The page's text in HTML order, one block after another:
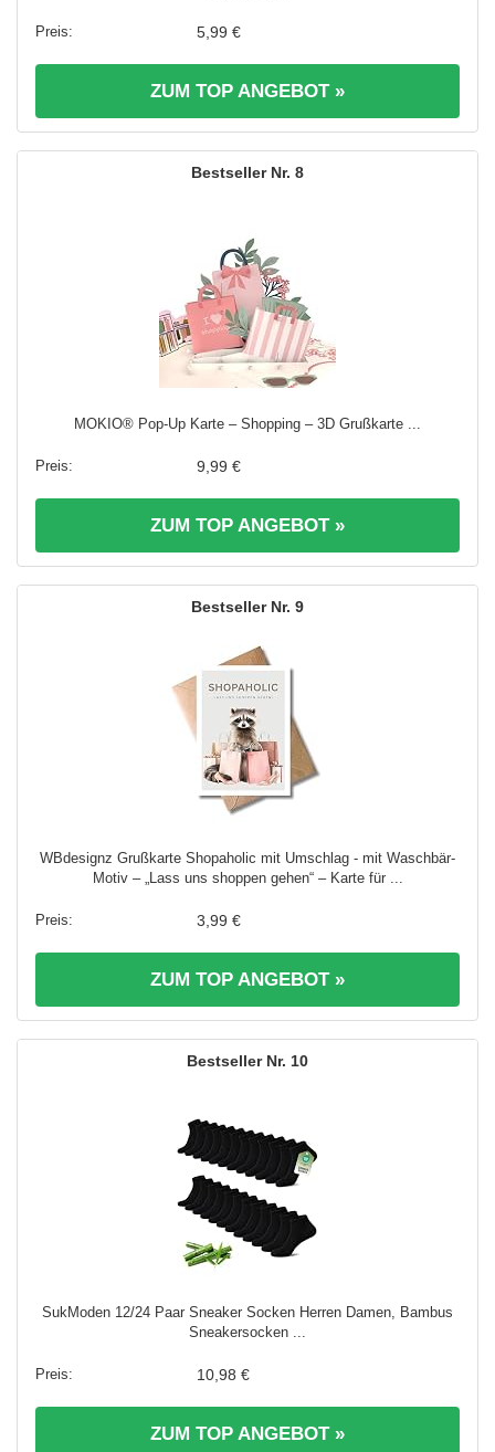
5,99 €
ZUM TOP ANGEBOT »
8
MOKIO® Pop-Up Karte – Shopping – 3D Grußkarte ...
9,99 €
ZUM TOP ANGEBOT »
9
WBdesignz Grußkarte Shopaholic mit Umschlag - mit Waschbär-
Motiv – „Lass uns shoppen gehen“ – Karte für ...
3,99 €
ZUM TOP ANGEBOT »
10
SukModen 12/24 Paar Sneaker Socken Herren Damen, Bambus
Sneakersocken ...
10,98 €
ZUM TOP ANGEBOT »